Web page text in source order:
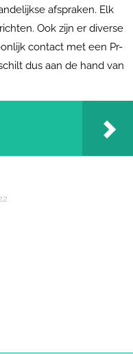
afspraken. Elk
Ook zijn er diverse
contact met een Pr-
dus aan de hand van